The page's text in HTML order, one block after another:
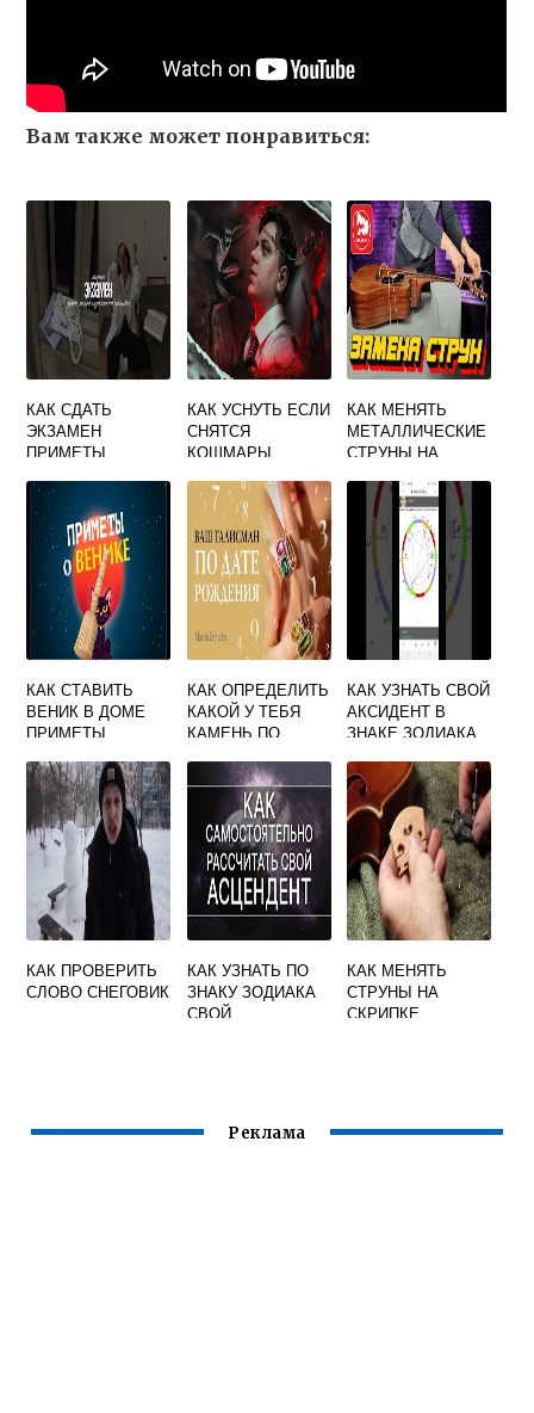
Вам также может понравиться:
КАК СДАТЬ
ЭКЗАМЕН
ПРИМЕТЫ
КАК УСНУТЬ ЕСЛИ
СНЯТСЯ
КОШМАРЫ
КАК МЕНЯТЬ
МЕТАЛЛИЧЕСКИЕ
СТРУНЫ НА
АКУСТИЧЕСКОЙ
КАК СТАВИТЬ
ВЕНИК В ДОМЕ
ПРИМЕТЫ
КАК ОПРЕДЕЛИТЬ
КАКОЙ У ТЕБЯ
КАМЕНЬ ПО
КАК УЗНАТЬ СВОЙ
АКСИДЕНТ В
ЗНАКЕ ЗОДИАКА
КАК ПРОВЕРИТЬ
СЛОВО СНЕГОВИК
КАК УЗНАТЬ ПО
ЗНАКУ ЗОДИАКА
СВОЙ
КАК МЕНЯТЬ
СТРУНЫ НА
СКРИПКЕ
Реклама